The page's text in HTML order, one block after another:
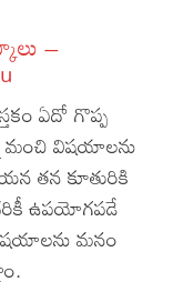
–
ఏదో గొప్ప
మంచి విషయాలను
తన కూతురికి
ఉపయోగపడే
మనం